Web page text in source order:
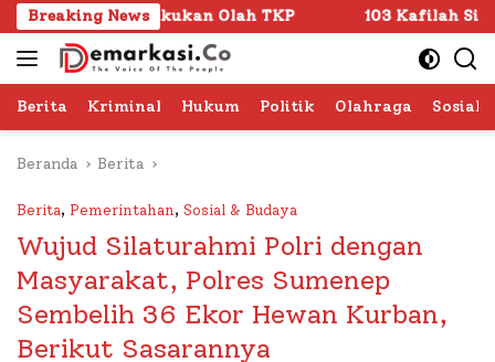
Langsung
ke
konten
Breaking News
Lakukan Olah TKP 103 Kafilah Siap Ramaikan
Berita Kriminal Hukum Politik Olahraga Sosial
Beranda Berita
Berita, Pemerintahan, Sosial & Budaya
Wujud Silaturahmi Polri dengan
Masyarakat, Polres Sumenep
Sembelih 36 Ekor Hewan Kurban,
Berikut Sasarannya